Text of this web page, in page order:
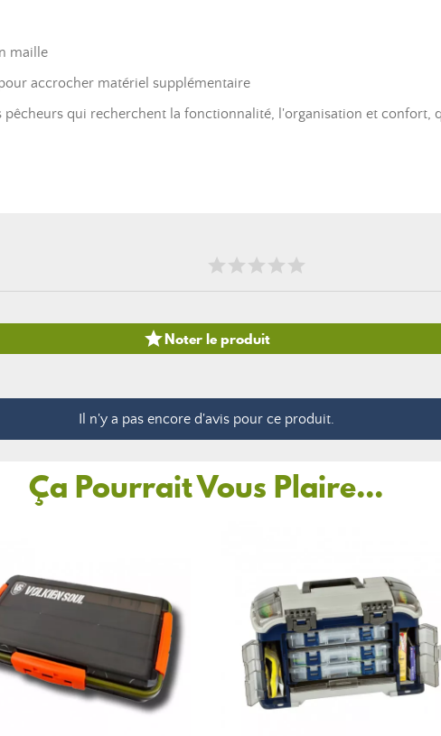
maille
accrocher matériel supplémentaire
pêcheurs qui recherchent la fonctionnalité, l'organisation et confort,
Noter le produit
Il n'y a pas encore d'avis pour ce produit.
Ça Pourrait Vous Plaire...